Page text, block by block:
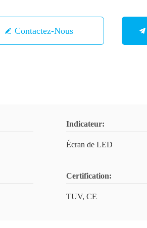
Contactez-Nous
Indicateur:
Écran de LED
Certification:
TUV, CE